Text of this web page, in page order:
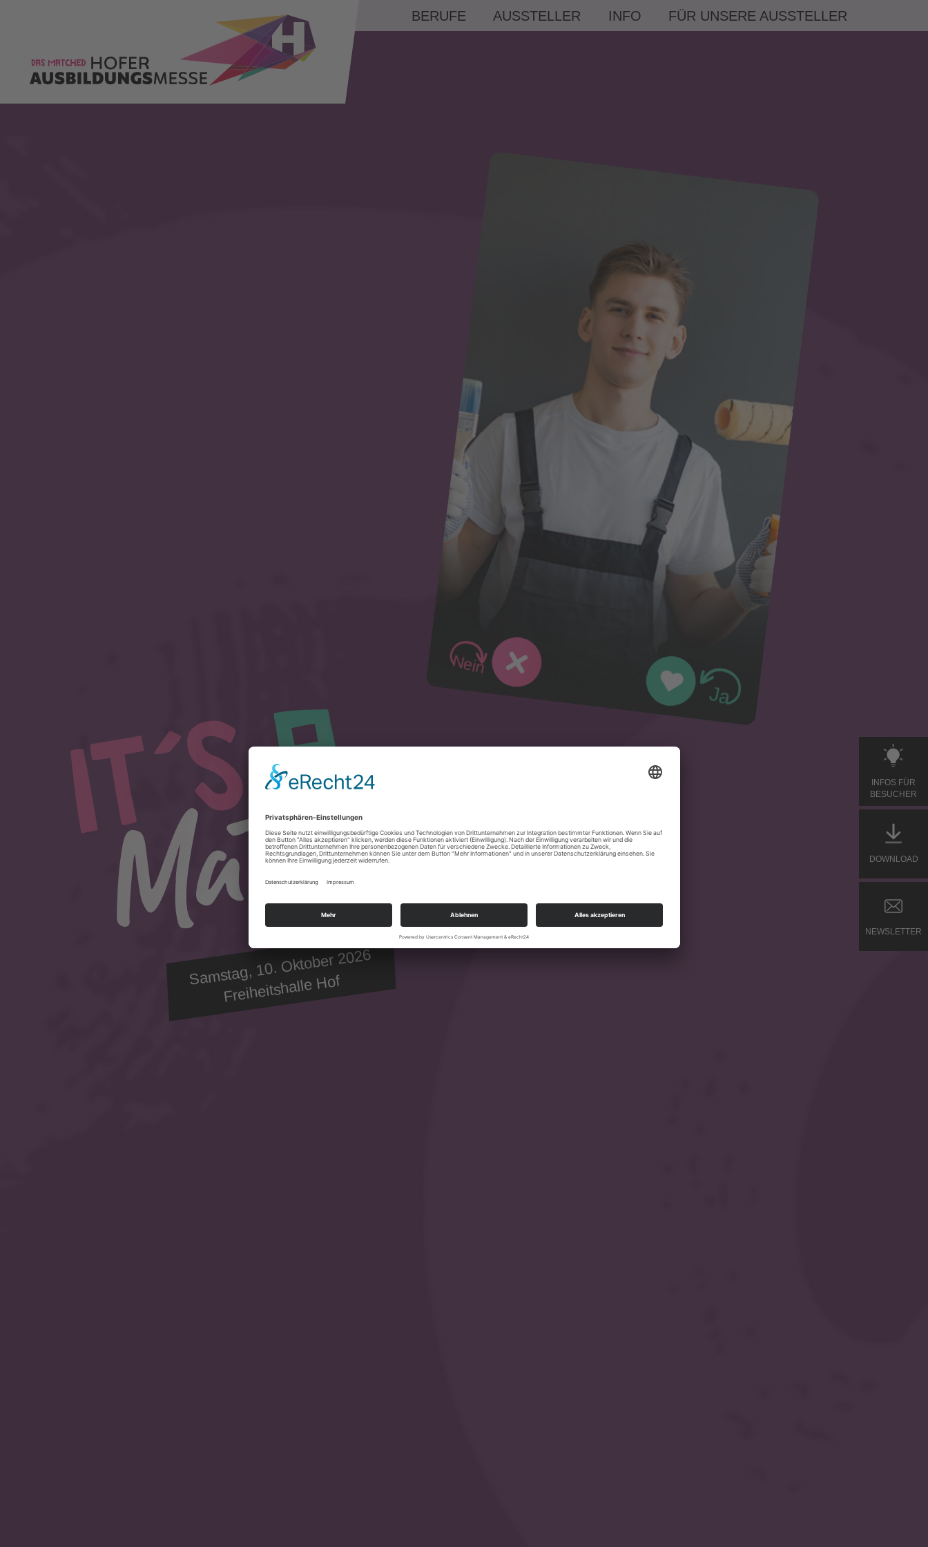
BERUFE AUSSTELLER INFO FÜR UNSERE AUSSTELLER
INFOS FÜR
BESUCHER
DOWNLOAD
NEWSLETTER
Samstag, 10. Oktober 2026
Freiheitshalle Hof